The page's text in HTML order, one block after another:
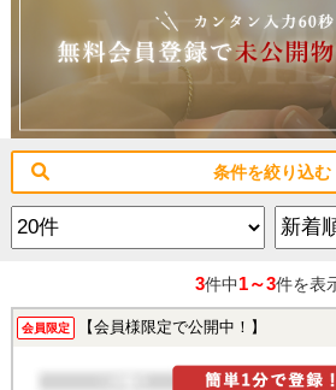
条件を絞り込む
3件中1～3件を表
会員限定 【会員様限定で公開中！】